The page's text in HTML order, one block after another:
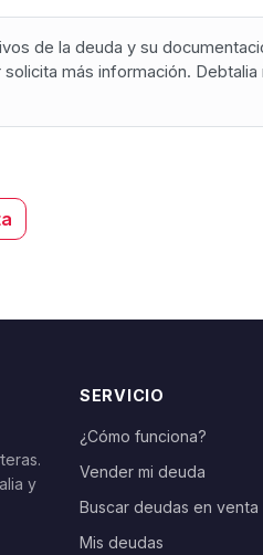
de la deuda y su
más información. Debtalia
y
SERVICIO
¿Cómo funciona?
Vender mi deuda
Buscar deudas en venta
Mis deudas